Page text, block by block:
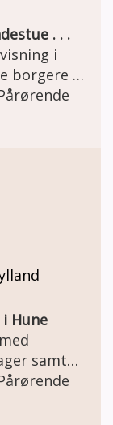
. . .
i
borgere .
og
Hune
samt
Kaffe og